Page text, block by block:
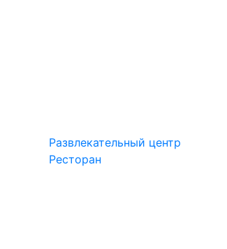
Развлекательный центр
Ресторан